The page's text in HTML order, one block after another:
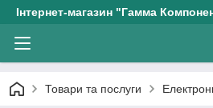
Інтернет-магазин "Гамма
Товари та послуги